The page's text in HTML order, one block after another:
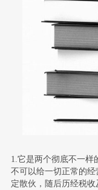
1.它是两个彻底不一样
不可以给一切正常的
定散伙，随后历经税